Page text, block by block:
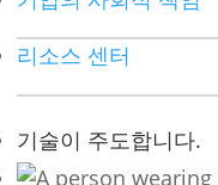
리소스 센터
기술이 주도합니다.